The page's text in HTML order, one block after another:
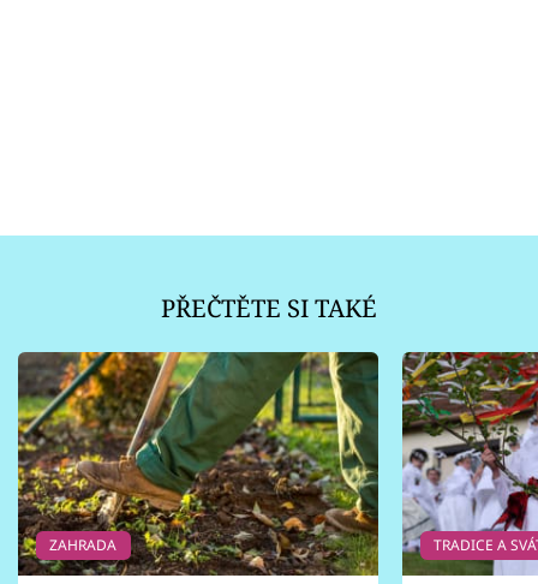
PŘEČTĚTE SI TAKÉ
ZAHRADA TRADICE A